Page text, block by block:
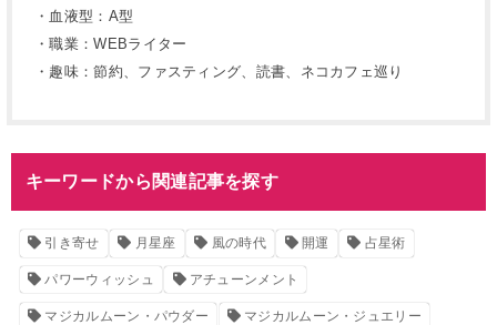
・血液型：A型
・職業：WEBライター
・趣味：節約、ファスティング、読書、ネコカフェ巡り
キーワードから関連記事を探す
引き寄せ 月星座 風の時代 開運 占星術
パワーウィッシュ アチューンメント
マジカルムーン・パウダー マジカルムーン・ジュエリー